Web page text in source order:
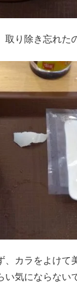
り除き忘れた
、カラをよけて
い気にならない